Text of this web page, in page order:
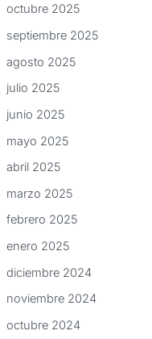
octubre 2025
septiembre 2025
agosto 2025
julio 2025
junio 2025
mayo 2025
abril 2025
marzo 2025
febrero 2025
enero 2025
diciembre 2024
noviembre 2024
octubre 2024